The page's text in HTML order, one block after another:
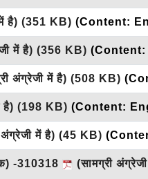
है) (351 KB) (Content:
में है) (356 KB) (Content:
अंग्रेजी में है) (508 KB)
है) (198 KB) (Content:
अंग्रेजी में है) (45 KB)
-310318 (सामग्री